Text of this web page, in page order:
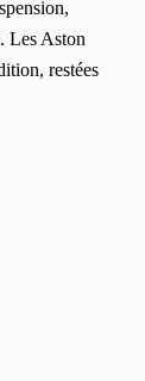
Les Aston
restées